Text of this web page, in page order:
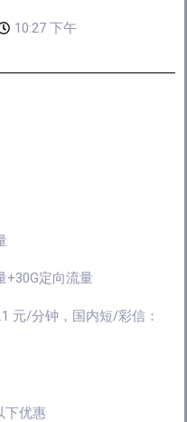
10:27 下午
+30G定向流量
元/分钟，国内短/彩信：
下优惠